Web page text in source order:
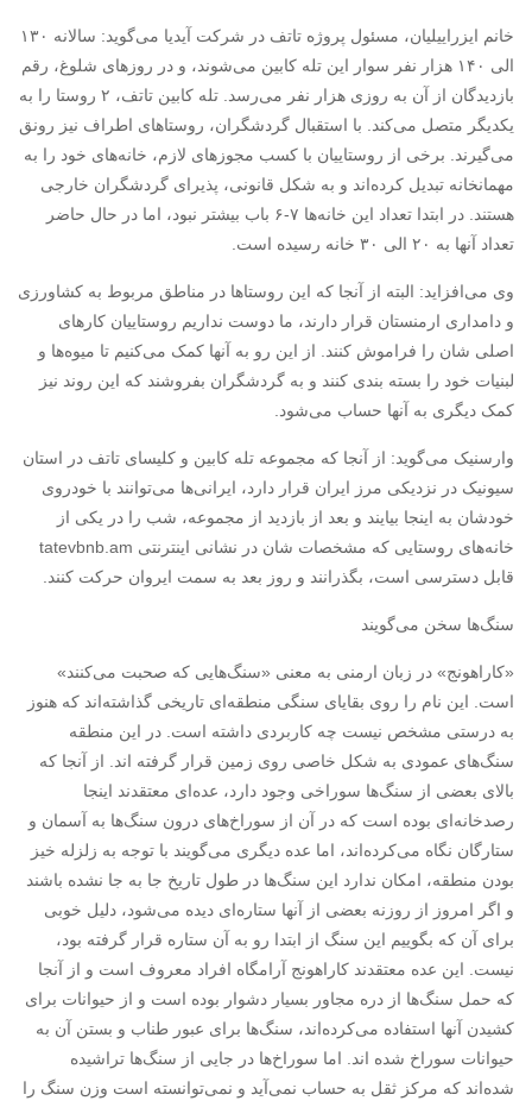
خانم ایزراییلیان، مسئول پروژه تاتف در شرکت آیدیا می‌گوید: سالانه ۱۳۰
الی ۱۴۰ هزار نفر سوار این تله کابین می‌شوند، و در روزهای شلوغ، رقم
بازدیدگان از آن به روزی هزار نفر می‌رسد. تله کابین تاتف، ۲ روستا را به
یکدیگر متصل می‌کند. با استقبال گردشگران، روستاهای اطراف نیز رونق
می‌گیرند. برخی از روستاییان با کسب مجوزهای لازم، خانه‌های خود را به
مهمانخانه تبدیل کرده‌اند و به شکل قانونی، پذیرای گردشگران خارجی
هستند. در ابتدا تعداد این خانه‌ها ۷-۶ باب بیشتر نبود، اما در حال حاضر
تعداد آنها به ۲۰ الی ۳۰ خانه رسیده است.
وی می‌افزاید: البته از آنجا که این روستاها در مناطق مربوط به کشاورزی
و دامداری ارمنستان قرار دارند، ما دوست نداریم روستاییان کارهای
اصلی شان را فراموش کنند. از این رو به آنها کمک می‌کنیم تا میوه‌ها و
لبنیات خود را بسته بندی کنند و به گردشگران بفروشند که این روند نیز
کمک دیگری به آنها حساب می‌شود.
وارسنیک می‌گوید: از آنجا که مجموعه تله کابین و کلیسای تاتف در استان
سیونیک در نزدیکی مرز ایران قرار دارد، ایرانی‌ها می‌توانند با خودروی
خودشان به اینجا بیایند و بعد از بازدید از مجموعه، شب را در یکی از
قابل دسترسی است، بگذرانند و روز بعد به سمت ایروان حرکت کنند.
سنگ‌ها سخن می‌گویند
‏«کاراهونج» در زبان ارمنی به معنی «سنگ‌هایی که صحبت می‌کنند»
است. این نام را روی بقایای سنگی منطقه‌ای تاریخی گذاشته‌اند که هنوز
به درستی مشخص نیست چه کاربردی داشته است. در این منطقه
سنگ‌های عمودی به شکل خاصی روی زمین قرار گرفته اند. از آنجا که
بالای بعضی از سنگ‌ها سوراخی وجود دارد، عده‌ای معتقدند اینجا
رصدخانه‌ای بوده است که در آن از سوراخ‌های درون سنگ‌ها به آسمان و
ستارگان نگاه می‌کرده‌اند، اما عده دیگری می‌گویند با توجه به زلزله خیز
بودن منطقه، امکان ندارد این سنگ‌ها در طول تاریخ جا به جا نشده باشند
و اگر امروز از روزنه بعضی از آنها ستاره‌ای دیده می‌شود، دلیل خوبی
برای آن که بگوییم این سنگ از ابتدا رو به آن ستاره قرار گرفته بود،
نیست. این عده معتقدند کاراهونج آرامگاه افراد معروف است و از آنجا
که حمل سنگ‌ها از دره مجاور بسیار دشوار بوده است و از حیوانات برای
کشیدن آنها استفاده می‌کرده‌اند، سنگ‌ها برای عبور طناب و بستن آن به
حیوانات سوراخ شده اند. اما سوراخ‌ها در جایی از سنگ‌ها تراشیده
شده‌اند که مرکز ثقل به حساب نمی‌آید و نمی‌توانسته است وزن سنگ را